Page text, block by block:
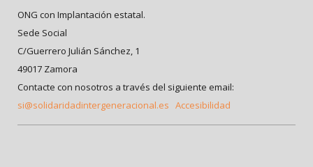
ONG con Implantación estatal.
Sede Social
C/Guerrero Julián Sánchez, 1
49017 Zamora
Contacte con nosotros a través del siguiente email:
si@solidaridadintergeneracional.es Accesibilidad